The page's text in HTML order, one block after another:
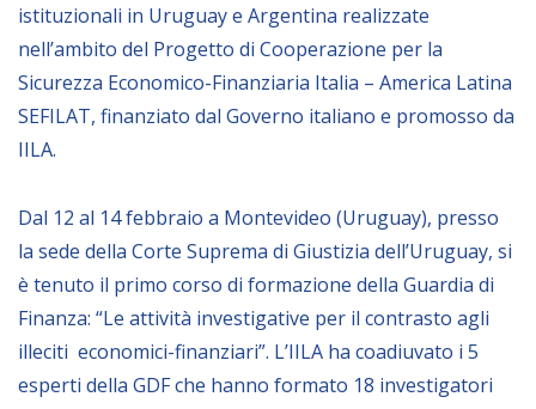
Giustizia e Sicurezza
EUROsociAL
EL PAcCTO
EUROFRONT
MEDIA
Foto
istituzionali in Uruguay e Argentina realizzate
nell’ambito del Progetto di Cooperazione per la
Sicurezza Economico-Finanziaria Italia – America Latina
SEFILAT, finanziato dal Governo italiano e promosso da
IILA.
Dal 12 al 14 febbraio a Montevideo (Uruguay), presso
la sede della Corte Suprema di Giustizia dell’Uruguay, si
è tenuto il primo corso di formazione della Guardia di
Finanza: “Le attività investigative per il contrasto agli
illeciti economici-finanziari”. L’IILA ha coadiuvato i 5
esperti della GDF che hanno formato 18 investigatori